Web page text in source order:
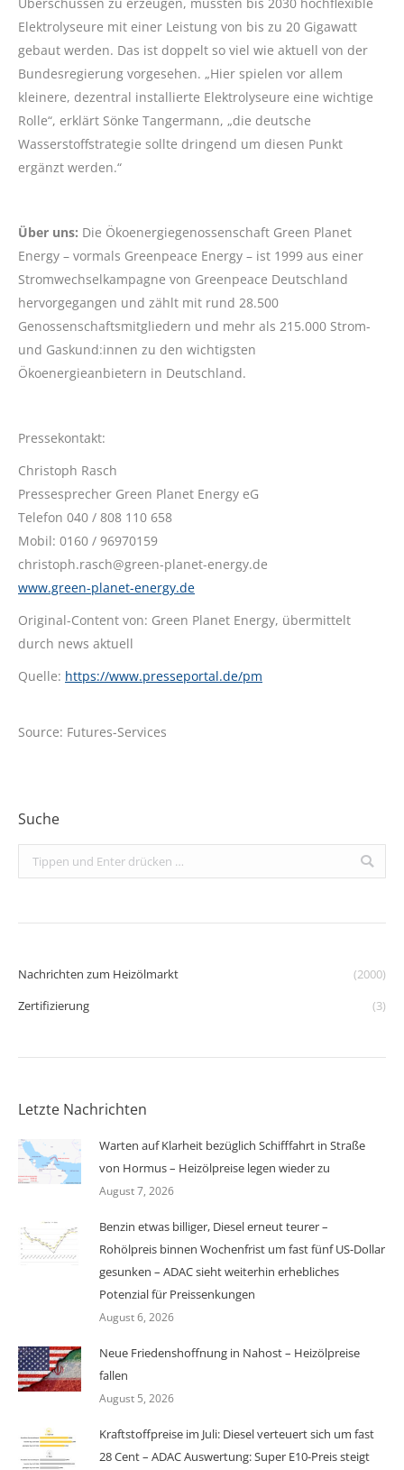
Überschüssen zu erzeugen, müssten bis 2030 hochflexible
Elektrolyseure mit einer Leistung von bis zu 20 Gigawatt
gebaut werden. Das ist doppelt so viel wie aktuell von der
Bundesregierung vorgesehen. „Hier spielen vor allem
kleinere, dezentral installierte Elektrolyseure eine wichtige
Rolle“, erklärt Sönke Tangermann, „die deutsche
Wasserstoffstrategie sollte dringend um diesen Punkt
ergänzt werden.“
Über uns: Die Ökoenergiegenossenschaft Green Planet
Energy – vormals Greenpeace Energy – ist 1999 aus einer
Stromwechselkampagne von Greenpeace Deutschland
hervorgegangen und zählt mit rund 28.500
Genossenschaftsmitgliedern und mehr als 215.000 Strom-
und Gaskund:innen zu den wichtigsten
Ökoenergieanbietern in Deutschland.
Pressekontakt:
Christoph Rasch
Pressesprecher Green Planet Energy eG
Telefon 040 / 808 110 658
Mobil: 0160 / 96970159
christoph.rasch@green-planet-energy.de
www.green-planet-energy.de
Original-Content von: Green Planet Energy, übermittelt
durch news aktuell
Quelle: https://www.presseportal.de/pm
Source: Futures-Services
Suche
Search:
Nachrichten zum Heizölmarkt
(2000)
Zertifizierung
(3)
Letzte Nachrichten
Warten auf Klarheit bezüglich Schifffahrt in Straße
von Hormus – Heizölpreise legen wieder zu
August 7, 2026
Benzin etwas billiger, Diesel erneut teurer –
Rohölpreis binnen Wochenfrist um fast fünf US-Dollar
gesunken – ADAC sieht weiterhin erhebliches
Potenzial für Preissenkungen
August 6, 2026
Neue Friedenshoffnung in Nahost – Heizölpreise
fallen
August 5, 2026
Kraftstoffpreise im Juli: Diesel verteuert sich um fast
28 Cent – ADAC Auswertung: Super E10-Preis steigt